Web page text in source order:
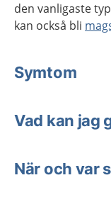
den vanligaste
kan också bli
Symtom
Vad kan jag
När och var